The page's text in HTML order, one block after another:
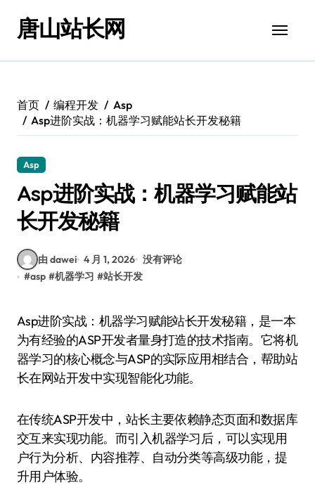
唐山站长网
首页 编程开发
Asp
Asp进阶实战：机器学习赋能站长开发秘籍
Asp
Asp进阶实战：机器学习赋能站
长开发秘籍
由 dawei 4 月 1, 2026 没有评论
#asp #机器学习 #站长开发
Asp进阶实战：机器学习赋能站长开发秘籍，是一本
为有经验的ASP开发者量身打造的技术指南。它将机
器学习的核心概念与ASP的实际应用相结合，帮助站
长在网站开发中实现智能化功能。
在传统ASP开发中，站长主要依赖静态页面和数据库
交互来实现功能。而引入机器学习后，可以实现用
户行为分析、内容推荐、自动分类等高级功能，提
升用户体验。